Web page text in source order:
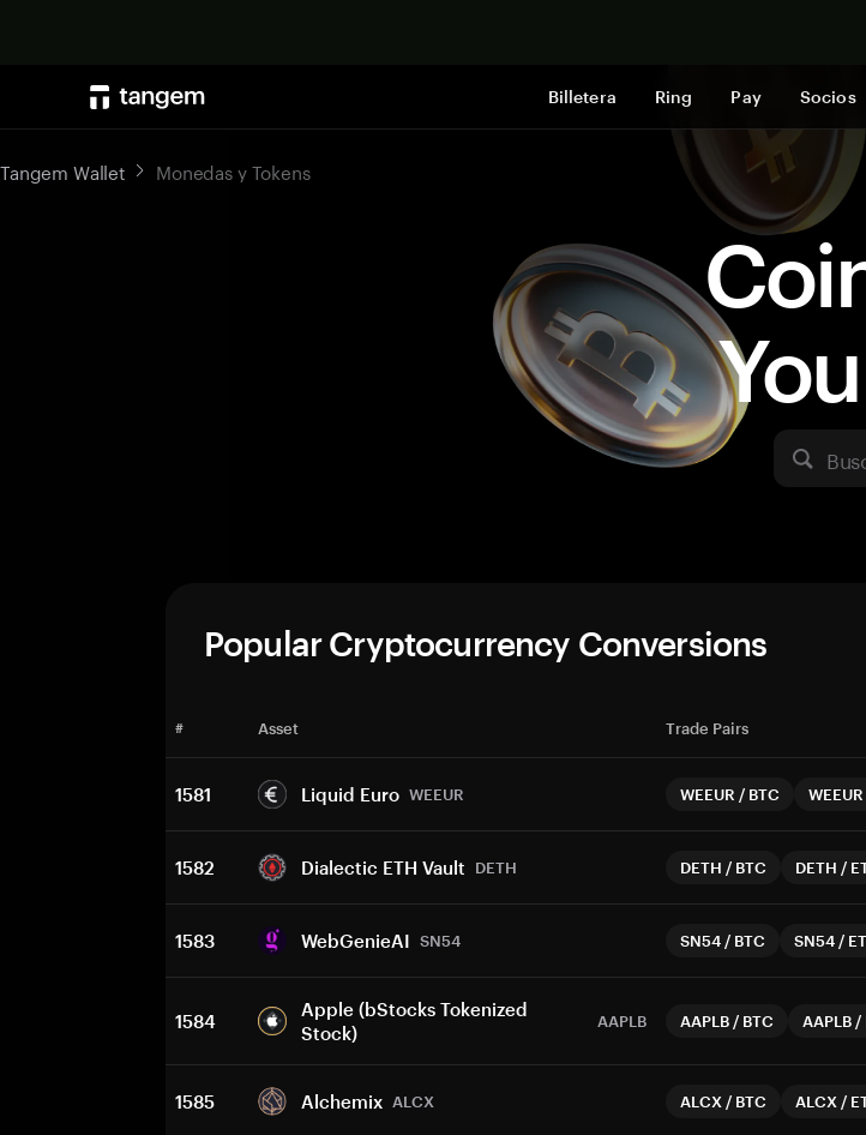
Billetera Ring Pay Socios
Tangem Wallet Monedas y Tokens
Popular Cryptocurrency Conversions
# Asset Trade Pairs
1581 Liquid Euro WEEUR WEEUR / BTC WEEUR
1582 Dialectic ETH Vault DETH DETH / BTC DETH /
1583 WebGenieAI SN54 SN54 / BTC SN54 /
1584
Apple (bStocks Tokenized
Stock)
AAPLB AAPLB / BTC AAPLB /
1585 Alchemix ALCX ALCX / BTC ALCX /